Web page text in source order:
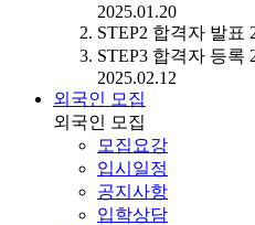
2025.01.20
STEP2 합격자 발표
STEP3 합격자 등록
2025.02.12
외국인 모집
외국인 모집
모집요강
입시일정
공지사항
입학상담